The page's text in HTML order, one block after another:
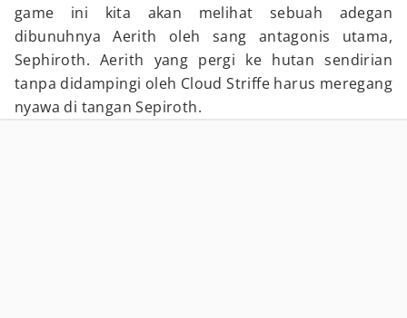
game ini kita akan melihat sebuah adegan
dibunuhnya Aerith oleh sang antagonis utama,
Sephiroth. Aerith yang pergi ke hutan sendirian
tanpa didampingi oleh Cloud Striffe harus meregang
nyawa di tangan Sepiroth.